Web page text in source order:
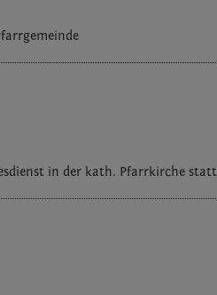
in der kath. Pfarrkirche statt